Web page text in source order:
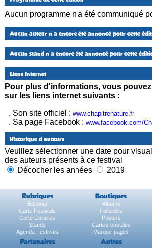
Aucun programme n'a été communiqué
Aucun auteur n'a encore été annoncé pour cette
Aucun stand n'a encore été annoncé pour cette
Liens Internet
Pour plus d'informations, vous
sur les liens internet suivants :
. Son site officiel : www.chapitrenature.fr
. Sa page Facebook : www.facebook.com/
Historique d'auteurs
Veuillez sélectionner une date pour
des auteurs présents à ce festival
Décocher les années
2019
Rubriques Boutiques
Éditorial Albums
Carte Festivals
Fanzines
Carte Libraires
Posters
Stands
Cartes-postales
Agenda Festivals
Marque-pages
Partenaires Autres